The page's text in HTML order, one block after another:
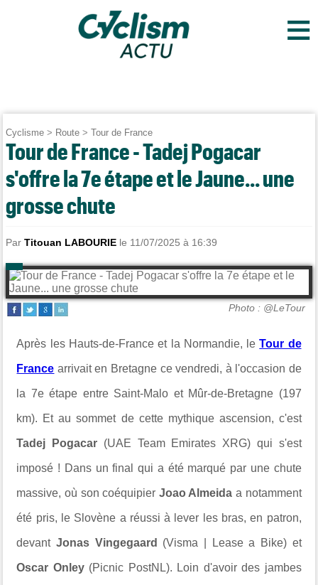
≡
Cyclisme > Route >Tour de France
Tour de France - Tadej Pogacar
s'offre la 7e étape et le Jaune... une
grosse chute
ParTitouan LABOURIE le 11/07/2025 à 16:39
Photo : @LeTour
Après les Hauts-de-France et la Normandie, leTour de
France arrivait en Bretagne ce vendredi, à l'occasion de
la 7e étape entre Saint-Malo et Mûr-de-Bretagne (197
km). Et au sommet de cette mythique ascension, c'est
Tadej Pogacar (UAE Team Emirates XRG) qui s'est
imposé ! Dans un final qui a été marqué par une chute
massive, où son coéquipier Joao Almeida a notamment
été pris, le Slovène a réussi à lever les bras, en patron,
devantJonas Vingegaard (Visma | Lease a Bike) et
Oscar Onley(Picnic PostNL). Loin d'avoir des jambes